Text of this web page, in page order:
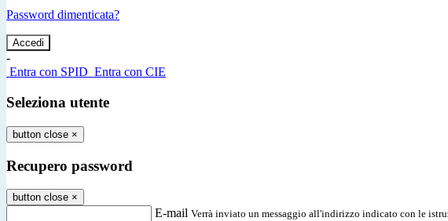
Password dimenticata?
-
Entra con SPID Entra con CIE
Seleziona utente
button close ×
Recupero password
button close ×
E-mail Verrà inviato un messaggio all'indirizzo indicato con le